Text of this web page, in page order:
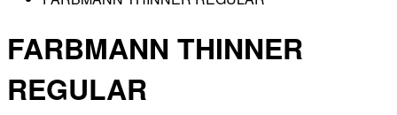
FARBMANN THINNER
REGULAR